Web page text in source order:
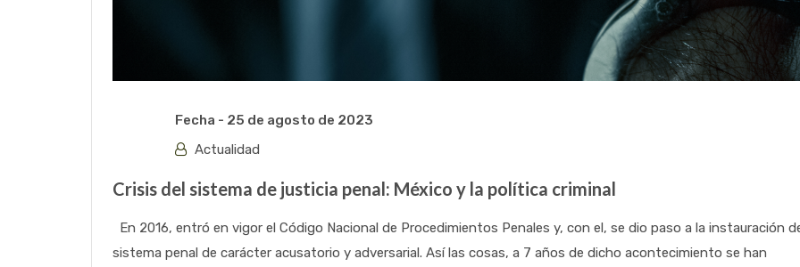
Fecha - 25 de agosto de 2023
Actualidad
Crisis del sistema de justicia penal: México y la política criminal
En 2016, entró en vigor el Código Nacional de Procedimientos Penales y, con el, se dio paso a la instauración
sistema penal de carácter acusatorio y adversarial. Así las cosas, a 7 años de dicho acontecimiento se han